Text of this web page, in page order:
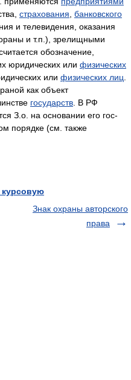
страхования банковского
и телевидения, оказания
и т.п.), зрелищными
обозначение,
юридических или физических
или физических лиц
как объект
государств . В РФ
З.о. на основании его гос-
порядке (см. также
Знак охраны авторского
права